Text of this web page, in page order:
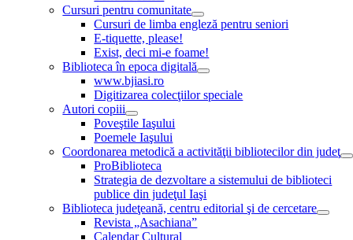
Cursuri pentru comunitate
Cursuri de limba engleză pentru seniori
E-tiquette, please!
Exist, deci mi-e foame!
Biblioteca în epoca digitală
www.bjiasi.ro
Digitizarea colecţiilor speciale
Autori copiii
Poveştile Iaşului
Poemele Iaşului
Coordonarea metodică a activităţii bibliotecilor din judeţ
ProBiblioteca
Strategia de dezvoltare a sistemului de biblioteci
publice din judeţul Iaşi
Biblioteca judeţeană, centru editorial şi de cercetare
Revista „Asachiana”
Calendar Cultural